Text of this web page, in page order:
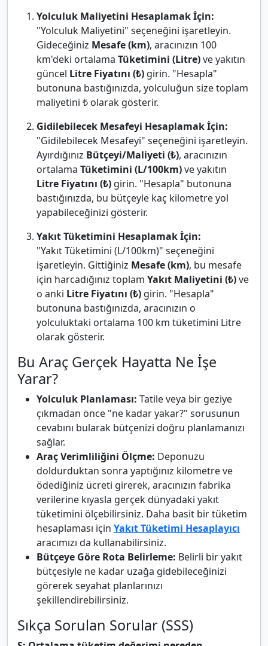
Yolculuk Maliyetini Hesaplamak İçin:
"Yolculuk Maliyetini" seçeneğini işaretleyin.
Gideceğiniz Mesafe (km), aracınızın 100
km'deki ortalama Tüketimini (Litre)ve yakıtın
güncel Litre Fiyatını (₺) girin. "Hesapla"
butonuna bastığınızda, yolculuğun size toplam
maliyetini ₺ olarak gösterir.
Gidilebilecek Mesafeyi Hesaplamak İçin:
"Gidilebilecek Mesafeyi" seçeneğini işaretleyin.
Ayırdığınız Bütçeyi/Maliyeti (₺), aracınızın
ortalama Tüketimini (L/100km)ve yakıtın
Litre Fiyatını (₺) girin. "Hesapla" butonuna
bastığınızda, bu bütçeyle kaç kilometre yol
yapabileceğinizi gösterir.
Yakıt Tüketimini Hesaplamak İçin:
"Yakıt Tüketimini (L/100km)" seçeneğini
işaretleyin. Gittiğiniz Mesafe (km), bu mesafe
için harcadığınız toplam Yakıt Maliyetini (₺)ve
o anki Litre Fiyatını (₺) girin. "Hesapla"
butonuna bastığınızda, aracınızın o
yolculuktaki ortalama 100 km tüketimini Litre
olarak gösterir.
Bu Araç Gerçek Hayatta Ne İşe
Yarar?
Yolculuk Planlaması: Tatile veya bir geziye
çıkmadan önce "ne kadar yakar?" sorusunun
cevabını bularak bütçenizi doğru planlamanızı
sağlar.
Araç Verimliliğini Ölçme: Deponuzu
doldurduktan sonra yaptığınız kilometre ve
ödediğiniz ücreti girerek, aracınızın fabrika
verilerine kıyasla gerçek dünyadaki yakıt
tüketimini ölçebilirsiniz. Daha basit bir tüketim
hesaplaması için Yakıt Tüketimi Hesaplayıcı
aracımızı da kullanabilirsiniz.
Bütçeye Göre Rota Belirleme: Belirli bir yakıt
bütçesiyle ne kadar uzağa gidebileceğinizi
görerek seyahat planlarınızı
şekillendirebilirsiniz.
Sıkça Sorulan Sorular (SSS)